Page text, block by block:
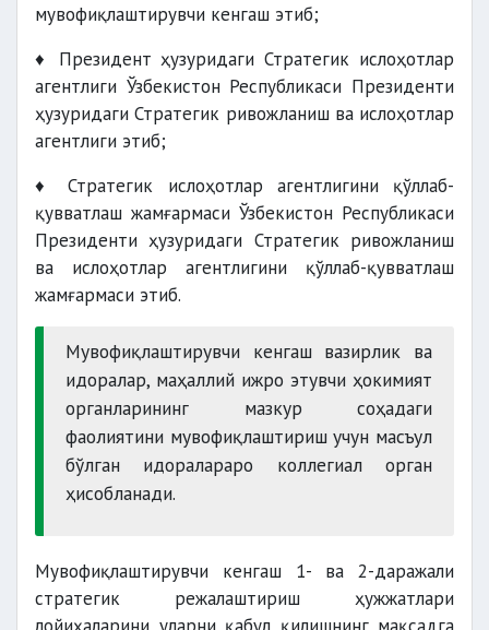
мувофиқлаштирувчи кенгаш этиб;
♦ Президент ҳузуридаги Стратегик ислоҳотлар
агентлиги Ўзбекистон Республикаси Президенти
ҳузуридаги Стратегик ривожланиш ва ислоҳотлар
агентлиги этиб;
♦ Стратегик ислоҳотлар агентлигини қўллаб-
қувватлаш жамғармаси Ўзбекистон Республикаси
Президенти ҳузуридаги Стратегик ривожланиш
ва ислоҳотлар агентлигини қўллаб-қувватлаш
жамғармаси этиб.
Мувофиқлаштирувчи кенгаш вазирлик ва
идоралар, маҳаллий ижро этувчи ҳокимият
органларининг мазкур соҳадаги
фаолиятини мувофиқлаштириш учун масъул
бўлган идоралараро коллегиал орган
ҳисобланади.
Мувофиқлаштирувчи кенгаш 1- ва 2-даражали
стратегик режалаштириш ҳужжатлари